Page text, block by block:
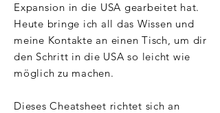
Expansion in die USA gearbeitet hat.
Heute bringe ich all das Wissen und
meine Kontakte an einen Tisch, um dir
den Schritt in die USA so leicht wie
möglich zu machen.
Dieses Cheatsheet richtet sich an